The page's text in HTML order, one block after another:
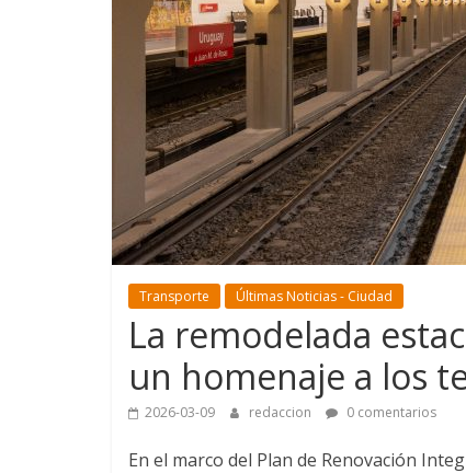
Transporte Últimas Noticias - Ciudad
La remodelada
un homenaje a los
2026-03-09 redaccion 0 comentarios
En el marco del Plan de Renovación